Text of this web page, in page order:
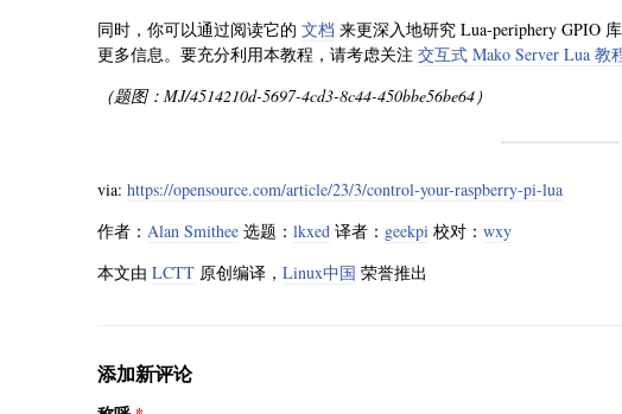
同时，你可以通过阅读它的 文档 来更深入地研究 Lua-periphery GPIO
更多信息。要充分利用本教程，请考虑关注 交互式 Mako Server Lua 教
（题图：MJ/4514210d-5697-4cd3-8c44-450bbe56be64）
via: https://opensource.com/article/23/3/control-your-raspberry-pi-lua
作者： Alan Smithee 选题： lkxed 译者： geekpi 校对： wxy
本文由 LCTT 原创编译， Linux中国 荣誉推出
添加新评论